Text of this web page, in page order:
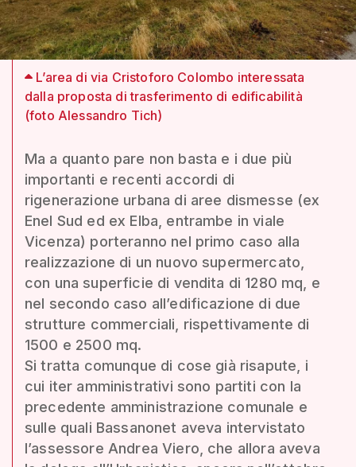
L’area di via Cristoforo Colombo interessata
dalla proposta di trasferimento di edificabilità
(foto Alessandro Tich)
Ma a quanto pare non basta e i due più
importanti e recenti accordi di
rigenerazione urbana di aree dismesse (ex
Enel Sud ed ex Elba, entrambe in viale
Vicenza) porteranno nel primo caso alla
realizzazione di un nuovo supermercato,
con una superficie di vendita di 1280 mq, e
nel secondo caso all’edificazione di due
strutture commerciali, rispettivamente di
1500 e 2500 mq.
Si tratta comunque di cose già risapute, i
cui iter amministrativi sono partiti con la
precedente amministrazione comunale e
sulle quali Bassanonet aveva intervistato
l’assessore Andrea Viero, che allora aveva